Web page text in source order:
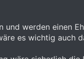
und werden einen
es wichtig auch